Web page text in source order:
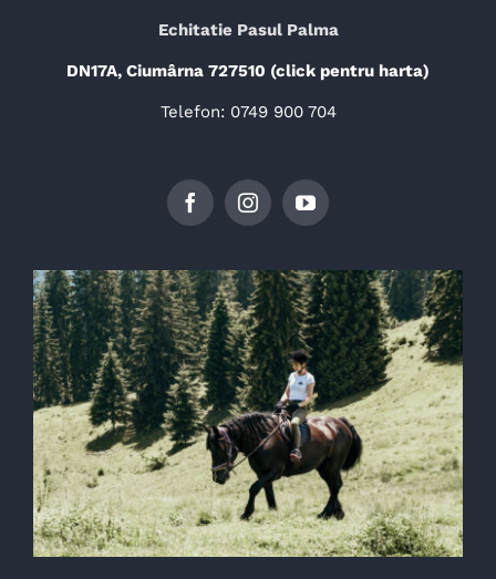
Echitatie Pasul Palma
DN17A, Ciumârna 727510 (click pentru harta)
Telefon: 0749 900 704